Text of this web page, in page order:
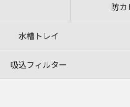
防カ
水槽トレイ
吸込フィルター